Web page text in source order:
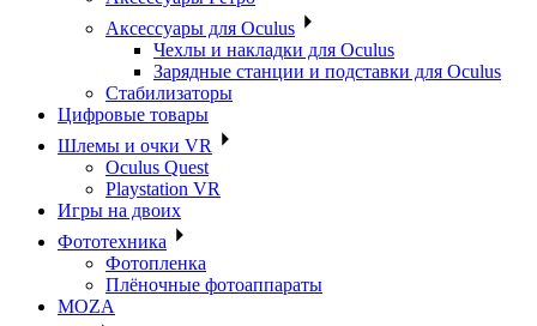
Аксессуары для Oculus
Чехлы и накладки для Oculus
Зарядные станции и подставки для Oculus
Стабилизаторы
Цифровые товары
Шлемы и очки VR
Oculus Quest
Playstation VR
Игры на двоих
Фототехника
Фотопленка
Плёночные фотоаппараты
MOZA